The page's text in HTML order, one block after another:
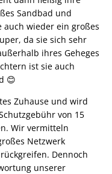
Sandbad und
wieder ein großes
da sie sich sehr
ihres Geheges
ist sie auch
😊
Zuhause und wird
von 15
Wir vermitteln
Netzwerk
Dennoch
unserer